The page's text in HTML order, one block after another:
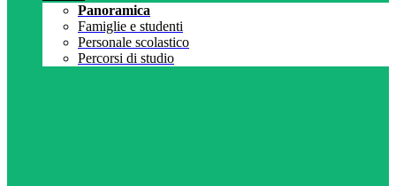
Panoramica
Famiglie e studenti
Personale scolastico
Percorsi di studio